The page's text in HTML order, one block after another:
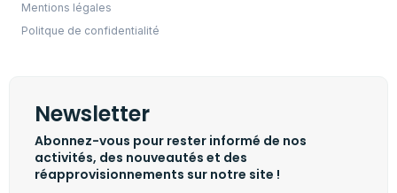
Mentions légales
Politque de confidentialité
Newsletter
Abonnez-vous pour rester informé de nos
activités, des nouveautés et des
réapprovisionnements sur notre site !